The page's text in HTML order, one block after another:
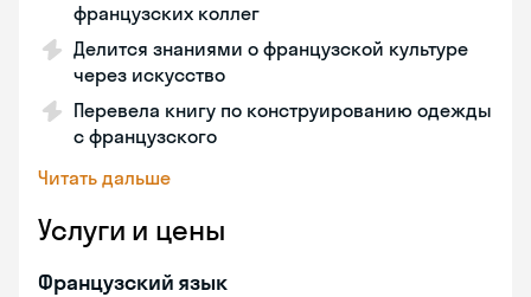
французских коллег
Делится знаниями о французской культуре
через искусство
Перевела книгу по конструированию одежды
с французского
Читать дальше
Услуги и цены
Французский язык